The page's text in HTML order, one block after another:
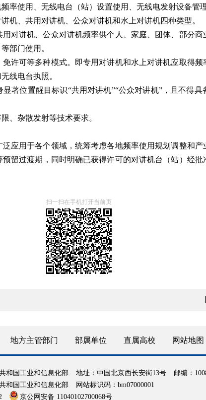
率使用、无线电台（站）设置使用、无线电发射设备管
机、共用对讲机、公众对讲机和水上对讲机四种类型。
对讲机、公众对讲机频率供个人、家庭、团体、部分
部门使用。
许可等多种模式。即专用对讲机和水上对讲机应取得
线电台执照。
著位置醒目标识“共用对讲机”“公众对讲机”，且不得
、杂散发射等技术要求。
泛应用于各个领域，统筹考虑各地频率使用规划调整和
留过渡期，同时明确已获得许可的对讲机台（站）经
扫一扫在手机打开当前页
地方主管部门 部属单位 直属高校 网站地图
和国工业和信息化部 地址：中国北京西长安街13号
邮编：
和国工业和信息化部
网站标识码：bm07000001
京公网安备 11040102700068号